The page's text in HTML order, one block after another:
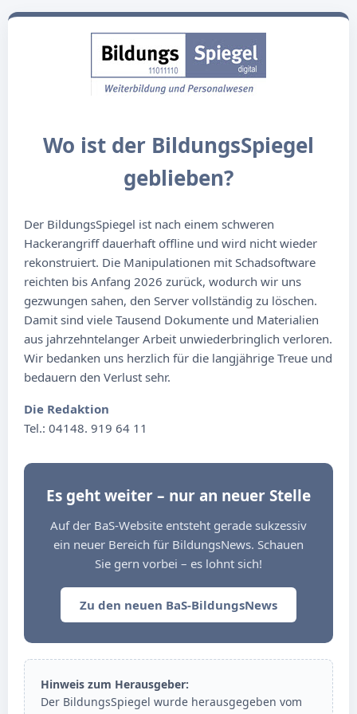
Wo ist der BildungsSpiegel
geblieben?
Der BildungsSpiegel ist nach einem schweren
Hackerangriff dauerhaft offline und wird nicht wieder
rekonstruiert. Die Manipulationen mit Schadsoftware
reichten bis Anfang 2026 zurück, wodurch wir uns
gezwungen sahen, den Server vollständig zu löschen.
Damit sind viele Tausend Dokumente und Materialien
aus jahrzehntelanger Arbeit unwiederbringlich verloren.
Wir bedanken uns herzlich für die langjährige Treue und
bedauern den Verlust sehr.
Die Redaktion
Tel.: 04148. 919 64 11
Es geht weiter – nur an neuer Stelle
Auf der BaS-Website entsteht gerade sukzessiv
ein neuer Bereich für BildungsNews. Schauen
Sie gern vorbei – es lohnt sich!
Zu den neuen BaS-BildungsNews
Hinweis zum Herausgeber:
Der BildungsSpiegel wurde herausgegeben vom